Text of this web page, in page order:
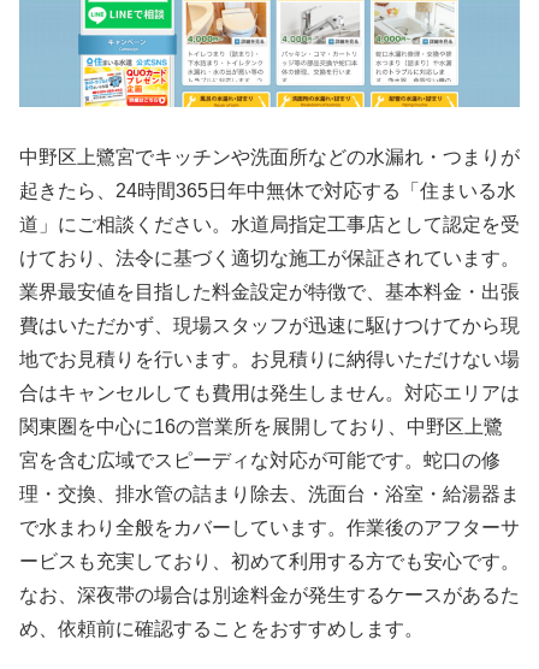
中野区上鷺宮でキッチンや洗面所などの水漏れ・つまりが
起きたら、24時間365日年中無休で対応する「住まいる水
道」にご相談ください。水道局指定工事店として認定を受
けており、法令に基づく適切な施工が保証されています。
業界最安値を目指した料金設定が特徴で、基本料金・出張
費はいただかず、現場スタッフが迅速に駆けつけてから現
地でお見積りを行います。お見積りに納得いただけない場
合はキャンセルしても費用は発生しません。対応エリアは
関東圏を中心に16の営業所を展開しており、中野区上鷺
宮を含む広域でスピーディな対応が可能です。蛇口の修
理・交換、排水管の詰まり除去、洗面台・浴室・給湯器ま
で水まわり全般をカバーしています。作業後のアフターサ
ービスも充実しており、初めて利用する方でも安心です。
なお、深夜帯の場合は別途料金が発生するケースがあるた
め、依頼前に確認することをおすすめします。